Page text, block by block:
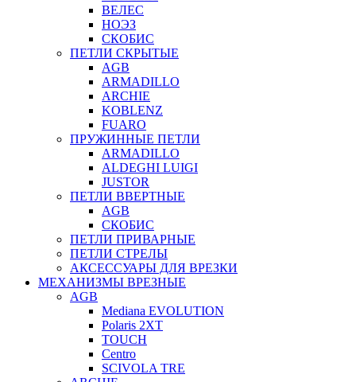
ВЕЛЕС
НОЭЗ
СКОБИС
ПЕТЛИ СКРЫТЫЕ
AGB
ARMADILLO
ARCHIE
KOBLENZ
FUARO
ПРУЖИННЫЕ ПЕТЛИ
ARMADILLO
ALDEGHI LUIGI
JUSTOR
ПЕТЛИ ВВЕРТНЫЕ
AGB
СКОБИС
ПЕТЛИ ПРИВАРНЫЕ
ПЕТЛИ СТРЕЛЫ
АКСЕССУАРЫ ДЛЯ ВРЕЗКИ
МЕХАНИЗМЫ ВРЕЗНЫЕ
AGB
Mediana EVOLUTION
Polaris 2XT
TOUCH
Centro
SCIVOLA TRE